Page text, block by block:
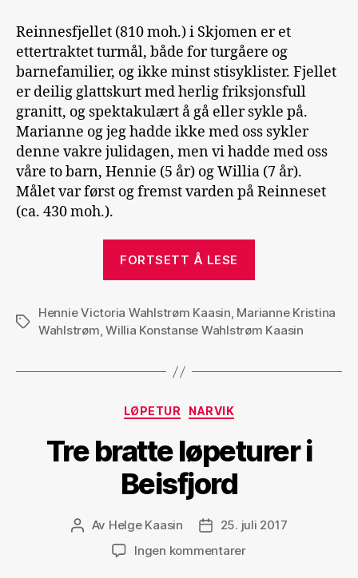
Reinnesfjellet (810 moh.) i Skjomen er et
ettertraktet turmål, både for turgåere og
barnefamilier, og ikke minst stisyklister. Fjellet
er deilig glattskurt med herlig friksjonsfull
granitt, og spektakulært å gå eller sykle på.
Marianne og jeg hadde ikke med oss sykler
denne vakre julidagen, men vi hadde med oss
våre to barn, Hennie (5 år) og Willia (7 år).
Målet var først og fremst varden på Reinneset
(ca. 430 moh.).
FORTSETT Å LESE
Stikkord
Hennie Victoria Wahlstrøm Kaasin, Marianne Kristina
Wahlstrøm,Willia Konstanse Wahlstrøm Kaasin
Kategorier
LØPETUR NARVIK
Tre bratte løpeturer i
Beisfjord
Innleggsforfatter
Av Helge Kaasin Publiseringsdato
25. juli 2017
Ingen kommentarertil